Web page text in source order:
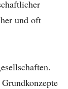
und oft